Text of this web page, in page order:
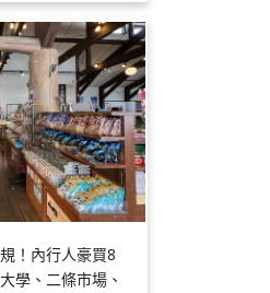
！內行人豪買8
學、二條市場、